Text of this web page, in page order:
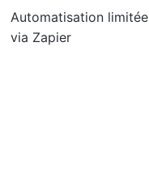
Automatisation limitée
via Zapier